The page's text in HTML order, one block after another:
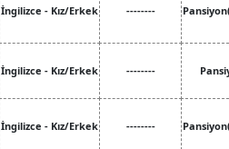
İngilizce - Kız/Erkek --------
İngilizce - Kız/Erkek --------
İngilizce - Kız/Erkek --------